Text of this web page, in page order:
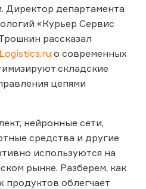
Директор департамента
«Курьер Сервис
рассказал
Logistics.ru о современных
складские
цепями
нейронные сети,
средства и другие
используются на
рынке. Разберем, как
продуктов облегчает